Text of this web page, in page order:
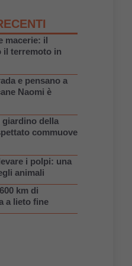
macerie: il
il terremoto in
e pensano a
Naomi è
giardino della
commuove
i polpi: una
animali
km di
a lieto fine